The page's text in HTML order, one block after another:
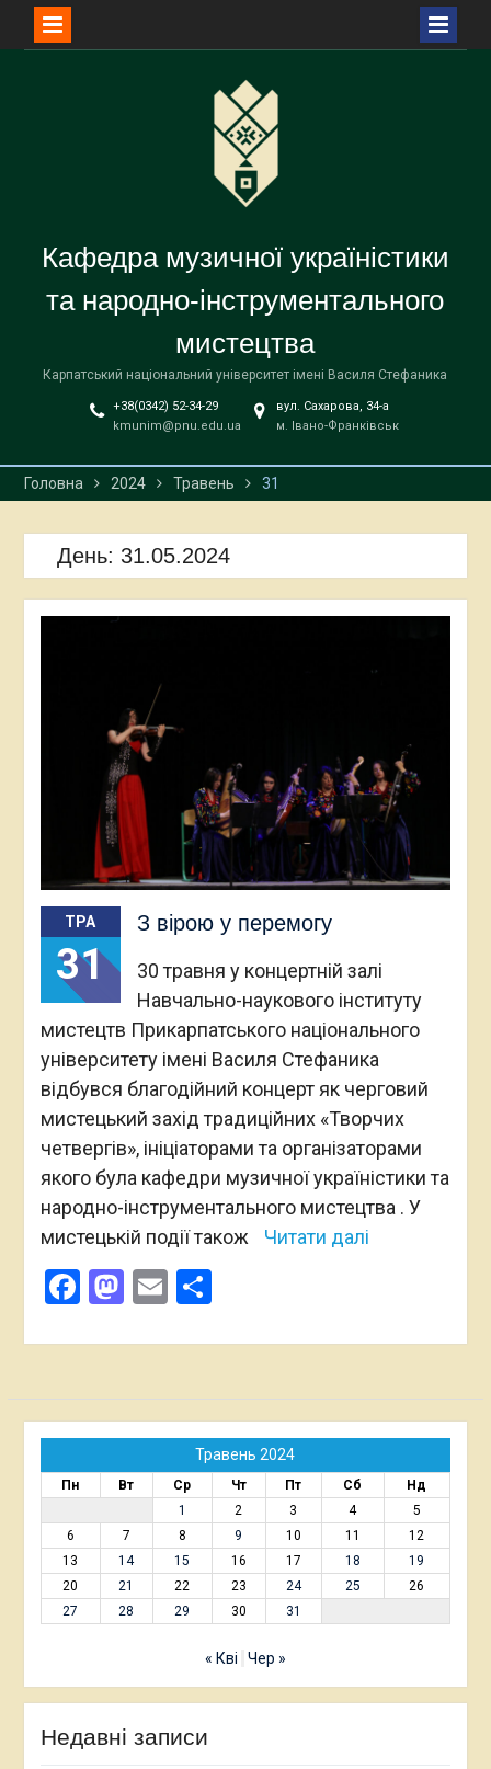
Кафедра музичної україністики
та народно-інструментального
мистецтва
Карпатський національний університет імені Василя Стефаника
+38(0342) 52-34-29
kmunim@pnu.edu.ua
вул. Сахарова, 34-а
м. Івано-Франківськ
Головна 2024 Травень 31
День: 31.05.2024
ТРА
31
З вірою у перемогу
30 травня у концертній залі
Навчально-наукового інституту
мистецтв Прикарпатського національного
університету імені Василя Стефаника
відбувся благодійний концерт як черговий
мистецький захід традиційних «Творчих
четвергів», ініціаторами та організаторами
якого була кафедри музичної україністики та
народно-інструментального мистецтва . У
мистецькій події також
Читати далі
Facebook
Mastodon
EmailПоділитися
Травень 2024
Пн Вт Ср Чт Пт Сб
Нд
1
2 3 4
5
6
7 8 9 10 11
12
13
14 15 16 17 18
19
20
21 22 23 24 25
26
27
28 29 30 31
« Кві Чер »
Недавні записи